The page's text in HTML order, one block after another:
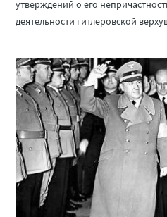
утверждений о его
деятельности гитлеровской